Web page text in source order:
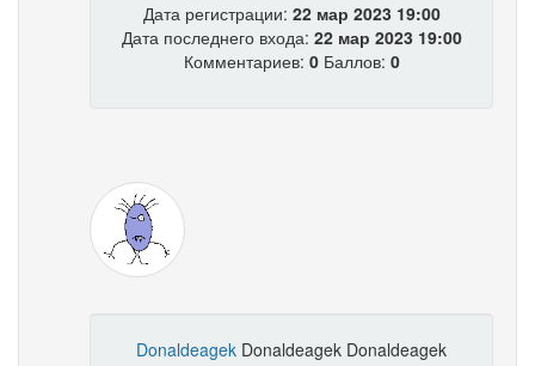
Дата регистрации: 22 мар 2023 19:00
Дата последнего входа: 22 мар 2023 19:00
Комментариев: 0Баллов: 0
Donaldeagek Donaldeagek Donaldeagek